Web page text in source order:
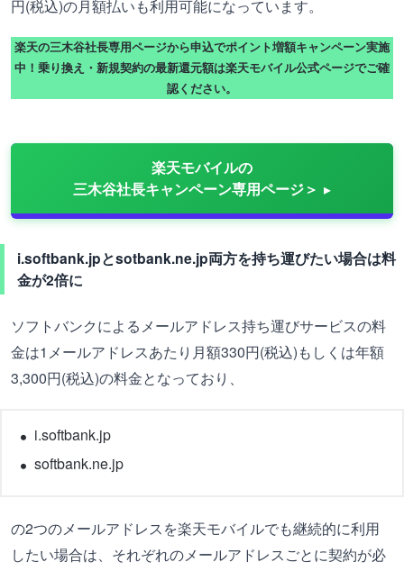
円(税込)の月額払いも利用可能になっています。
楽天の三木谷社長専用ページから申込でポイント増額キャンペーン実施
中！乗り換え・新規契約の最新還元額は楽天モバイル公式ページでご確
認ください。
楽天モバイルの
三木谷社長キャンペーン専用ページ＞
i.softbank.jpとsotbank.ne.jp両方を持ち運びたい場合は料
金が2倍に
ソフトバンクによるメールアドレス持ち運びサービスの料
金は1メールアドレスあたり月額330円(税込)もしくは年額
3,300円(税込)の料金となっており、
i.softbank.jp
softbank.ne.jp
の2つのメールアドレスを楽天モバイルでも継続的に利用
したい場合は、それぞれのメールアドレスごとに契約が必